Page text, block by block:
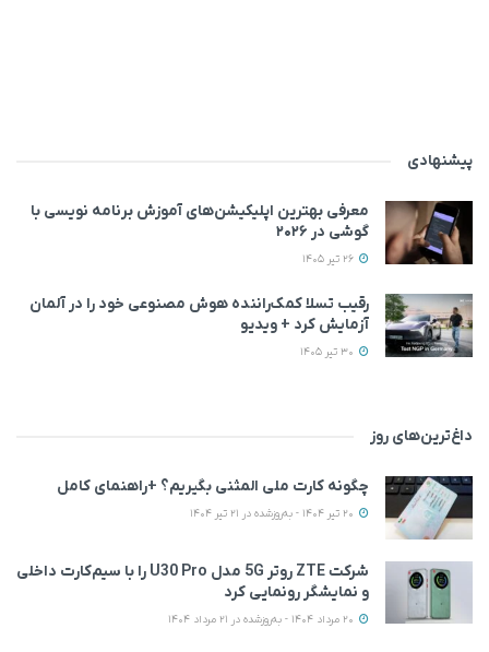
پیشنهادی
معرفی بهترین اپلیکیشن‌های آموزش برنامه نویسی با
گوشی در ۲۰۲۶
رقیب تسلا کمک‌راننده هوش مصنوعی خود را در آلمان
آزمایش کرد + ویدیو
داغ‌ترین‌های روز
چگونه کارت ملی المثنی بگیریم؟ +راهنمای کامل
شرکت ZTE روتر 5G مدل U30 Pro را با سیم‌کارت داخلی
و نمایشگر رونمایی کرد